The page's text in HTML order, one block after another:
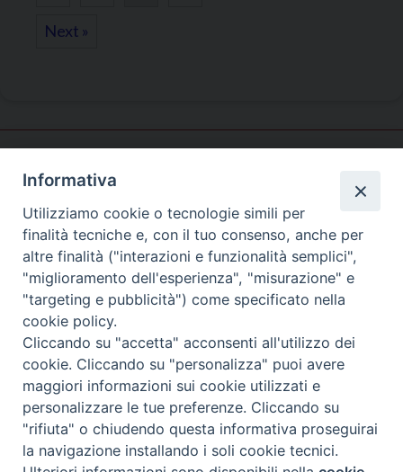
Next »
SEDE PRINCIPALE
Palazzo Patriarcale
San Marco, 320/A – 30124 Venezia
Tel. 041-2702411
e-mail curia@patriarcatovenezia.it
ufficiostampa@patriarcatovenezia.it
Indirizzo PEC: patriarcatovenezia@pec.chiesacattolica.it
Copyright©2024 Patriarcato di Venezia
Informativa
Utilizziamo cookie o tecnologie simili per
finalità tecniche e, con il tuo consenso, anche per
altre finalità ("interazioni e funzionalità semplici",
"miglioramento dell'esperienza", "misurazione" e
"targeting e pubblicità") come specificato nella
cookie policy.
Cliccando su "accetta" acconsenti all'utilizzo dei
cookie. Cliccando su "personalizza" puoi avere
maggiori informazioni sui cookie utilizzati e
personalizzare le tue preferenze. Cliccando su
"rifiuta" o chiudendo questa informativa proseguirai
la navigazione installando i soli cookie tecnici.